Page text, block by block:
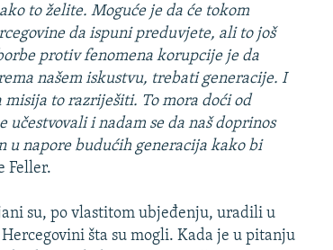
to želite. Moguće je da će tokom
da ispuni preduvjete, ali to još
protiv fenomena korupcije je da
našem iskustvu, trebati generacije. I
to razriješiti. To mora doći od
učestvovali i nadam se da naš doprinos
u napore budućih generacija kako bi
Feller.
su, po vlastitom ubjeđenju, uradili u
šta su mogli. Kada je u pitanju